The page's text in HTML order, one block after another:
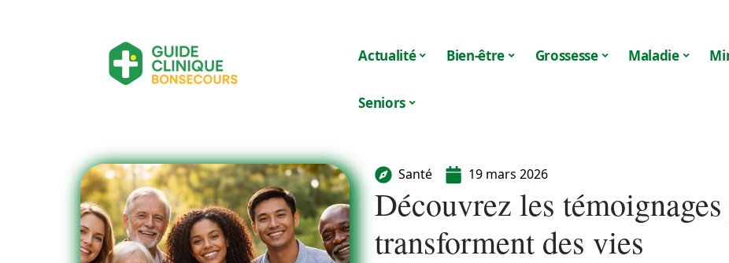
Actualité Bien-être Grossesse Maladie
Seniors
Santé 19 mars 2026
Découvrez les
transforment des vies